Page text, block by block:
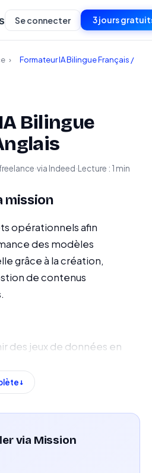
Se connecter 3 jours
›
Formateur IA Bilingue Français /
Bilingue
·via Indeed·Lecture : 1 min
mission
opérationnels afin
des modèles
grâce à la création,
de contenus
des jeux de données en
artificielle.
leur cohérence et leur
techniques pour
via Mission